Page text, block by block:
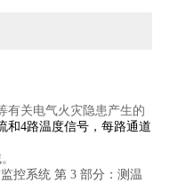
有关电气火灾隐患产生的
和4路温度信号，每路通道
控系统 第 3 部分：测温